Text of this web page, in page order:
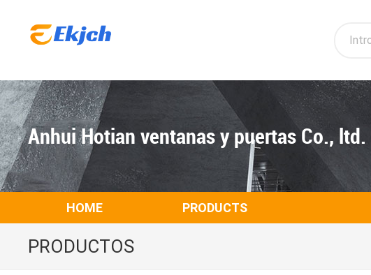
Anhui Hotian ventanas y puertas Co., ltd.
HOME PRODUCTS
PRODUCTOS